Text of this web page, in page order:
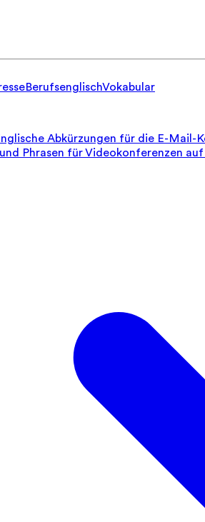
BerufsenglischVokabular
Abkürzungen für die E-Mail-
Phrasen für Videokonferenzen